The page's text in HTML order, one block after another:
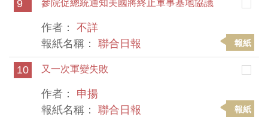
9 參院促總統通知美國將終止軍事基地協議
作者： 不詳
報紙名稱： 聯合日報 報紙
10 又一次軍變失敗
作者： 申揚
報紙名稱： 聯合日報 報紙